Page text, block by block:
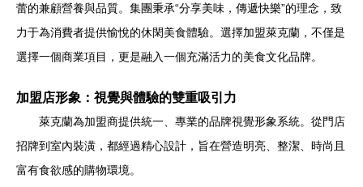
蕾的兼顧營養與品質。集團秉承“分享美味，傳遞快樂”的理念，致
力于為消費者提供愉悅的休閑美食體驗。選擇加盟萊克蘭，不僅是
選擇一個商業項目，更是融入一個充滿活力的美食文化品牌。
加盟店形象：視覺與體驗的雙重吸引力
萊克蘭為加盟商提供統一、專業的品牌視覺形象系統。從門店
招牌到室內裝潢，都經過精心設計，旨在營造明亮、整潔、時尚且
富有食欲感的購物環境。